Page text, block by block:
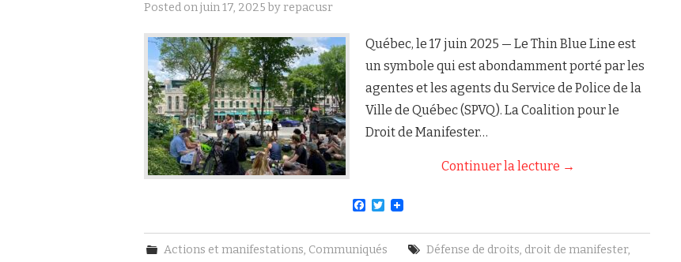
Posted onjuin 17, 2025 byrepacusr
Québec, le 17 juin 2025 — Le Thin Blue Line est
un symbole qui est abondamment porté par les
agentes et les agents du Service de Police de la
Ville de Québec (SPVQ). La Coalition pour le
Droit de Manifester…
Continuer la lecture →
F
c
b
T
i
t
Actions et manifestations, Communiqués Défense de droits, droit de manifester,